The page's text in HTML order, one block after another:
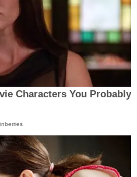
Characters You Probably